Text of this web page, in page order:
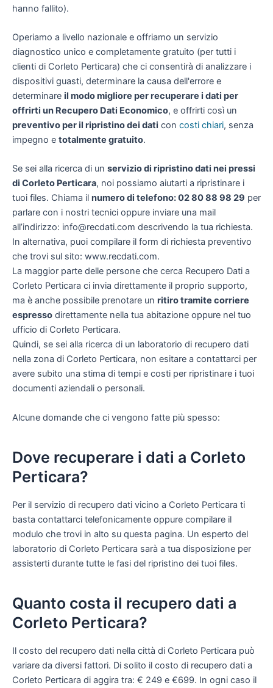
hanno fallito).
Operiamo a livello nazionale e offriamo un servizio
diagnostico unico e completamente gratuito (per tutti i
clienti di Corleto Perticara) che ci consentirà di analizzare i
dispositivi guasti, determinare la causa dell'errore e
determinare il modo migliore per recuperare i dati per
offrirti un Recupero Dati Economico, e offrirti così un
preventivo per il ripristino dei dati con costi chiari, senza
impegno e totalmente gratuito.
Se sei alla ricerca di un servizio di ripristino dati nei pressi
di Corleto Perticara, noi possiamo aiutarti a ripristinare i
tuoi files. Chiama il numero di telefono: 02 80 88 98 29 per
parlare con i nostri tecnici oppure inviare una mail
all’indirizzo: info@recdati.com descrivendo la tua richiesta.
In alternativa, puoi compilare il form di richiesta preventivo
che trovi sul sito: www.recdati.com.
La maggior parte delle persone che cerca Recupero Dati a
Corleto Perticara ci invia direttamente il proprio supporto,
ma è anche possibile prenotare un ritiro tramite corriere
espresso direttamente nella tua abitazione oppure nel tuo
ufficio di Corleto Perticara.
Quindi, se sei alla ricerca di un laboratorio di recupero dati
nella zona di Corleto Perticara, non esitare a contattarci per
avere subito una stima di tempi e costi per ripristinare i tuoi
documenti aziendali o personali.
Alcune domande che ci vengono fatte più spesso:
Dove recuperare i dati a Corleto
Perticara?
Per il servizio di recupero dati vicino a Corleto Perticara ti
basta contattarci telefonicamente oppure compilare il
modulo che trovi in alto su questa pagina. Un esperto del
laboratorio di Corleto Perticara sarà a tua disposizione per
assisterti durante tutte le fasi del ripristino dei tuoi files.
Quanto costa il recupero dati a
Corleto Perticara?
Il costo del recupero dati nella città di Corleto Perticara può
variare da diversi fattori. Di solito il costo di recupero dati a
Corleto Perticara di aggira tra: € 249 e €699. In ogni caso il